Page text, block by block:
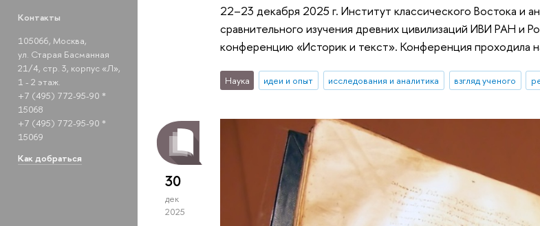
Контакты
105066, Москва,
ул. Старая Басманная
21/4, стр. 3, корпус «Л»,
1 - 2 этаж.
+7 (495) 772-95-90 *
15068
+7 (495) 772-95-90 *
15069
Как добраться
22–23 декабря 2025 г. Институт классического Востока и
сравнительного изучения древних цивилизаций ИВИ РАН и
конференцию «Историк и текст». Конференция проходила
Наука идеи и опыт исследования и аналитика взгляд ученого
30
дек
2025